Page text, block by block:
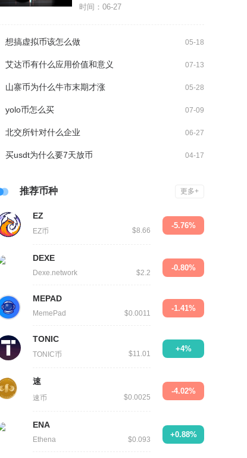
时间：06-27
想搞虚拟币该怎么做 05-18
艾达币有什么应用价值和意义 07-13
山寨币为什么牛市末期才涨 05-28
yolo币怎么买 07-09
北交所针对什么企业 06-27
买usdt为什么要7天放币 04-17
推荐币种 更多+
EZ
EZ币 $8.66
-5.76%
DEXE
Dexe.network $2.2
-0.80%
MEPAD
MemePad $0.0011
-1.41%
TONIC
TONIC币 $11.01
+4%
速
速币 $0.0025
-4.02%
ENA
Ethena $0.093
+0.88%